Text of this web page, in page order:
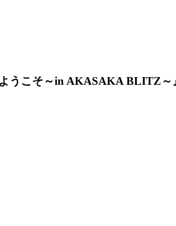
うこそ～in AKASAKA BLITZ